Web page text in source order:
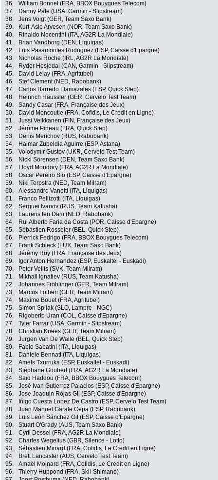
36.
William Bonnet (FRA, BBOX Bouygues Telecom)
37.
Danny Pate (USA, Garmin - Slipstream)
38.
Jens Voigt (GER, Team Saxo Bank)
39.
Kurt-Asle Arvesen (NOR, Team Saxo Bank)
40.
Rinaldo Nocentini (ITA, AG2R La Mondiale)
41.
Brian Vandborg (DEN, Liquigas)
42.
Luis Pasamontes Rodriguez (ESP, Caisse d'Epargne)
43.
Nicholas Roche (IRL, AG2R La Mondiale)
44.
Ryder Hesjedal (CAN, Garmin - Slipstream)
45.
David Lelay (FRA, Agritubel)
46.
Stef Clement (NED, Rabobank)
47.
Carlos Barredo Llamazales (ESP, Quick Step)
48.
Heinrich Haussler (GER, Cervelo Test Team)
49.
Sandy Casar (FRA, Française des Jeux)
50.
David Moncoutie (FRA, Cofidis, Le Credit en Ligne)
51.
Jussi Veikkanen (FIN, Française des Jeux)
52.
Jérôme Pineau (FRA, Quick Step)
53.
Denis Menchov (RUS, Rabobank)
54.
Haimar Zubeldia Aguirre (ESP, Astana)
55.
Volodymir Gustov (UKR, Cervelo Test Team)
56.
Nicki Sörensen (DEN, Team Saxo Bank)
57.
Lloyd Mondory (FRA, AG2R La Mondiale)
58.
Oscar Pereiro Sio (ESP, Caisse d'Epargne)
59.
Niki Terpstra (NED, Team Milram)
60.
Alessandro Vanotti (ITA, Liquigas)
61.
Franco Pellizotti (ITA, Liquigas)
62.
Serguei Ivanov (RUS, Team Katusha)
63.
Laurens ten Dam (NED, Rabobank)
64.
Rui Alberto Faria da Costa (POR, Caisse d'Epargne)
65.
Sébastien Rosseler (BEL, Quick Step)
66.
Pierrick Fedrigo (FRA, BBOX Bouygues Telecom)
67.
Fränk Schleck (LUX, Team Saxo Bank)
68.
Jérémy Roy (FRA, Française des Jeux)
69.
Igor Anton Hernandez (ESP, Euskaltel - Euskadi)
70.
Peter Velits (SVK, Team Milram)
71.
Mikhail Ignatiev (RUS, Team Katusha)
72.
Johannes Fröhlinger (GER, Team Milram)
73.
Marcus Fothen (GER, Team Milram)
74.
Maxime Bouet (FRA, Agritubel)
75.
Simon Spilak (SLO, Lampre - NGC)
76.
Rigoberto Uran (COL, Caisse d'Epargne)
77.
Tyler Farrar (USA, Garmin - Slipstream)
78.
Christian Knees (GER, Team Milram)
79.
Jurgen Van De Walle (BEL, Quick Step)
80.
Fabio Sabatini (ITA, Liquigas)
81.
Daniele Bennati (ITA, Liquigas)
82.
Amets Txurruka (ESP, Euskaltel - Euskadi)
83.
Stéphane Goubert (FRA, AG2R La Mondiale)
84.
Saïd Haddou (FRA, BBOX Bouygues Telecom)
85.
José Ivan Gutierrez Palacios (ESP, Caisse d'Epargne)
86.
Jose Joaquin Rojas Gil (ESP, Caisse d'Epargne)
87.
Iñigo Cuesta Lopez De Castro (ESP, Cervelo Test Team)
88.
Juan Manuel Garate Cepa (ESP, Rabobank)
89.
Luis León Sánchez Gil (ESP, Caisse d'Epargne)
90.
Stuart O'Grady (AUS, Team Saxo Bank)
91.
Cyril Dessel (FRA, AG2R La Mondiale)
92.
Charles Wegelius (GBR, Silence - Lotto)
93.
Sébastien Minard (FRA, Cofidis, Le Credit en Ligne)
94.
Brett Lancaster (AUS, Cervelo Test Team)
95.
Amaël Moinard (FRA, Cofidis, Le Credit en Ligne)
96.
Thierry Huppond (FRA, Skil-Shimano)